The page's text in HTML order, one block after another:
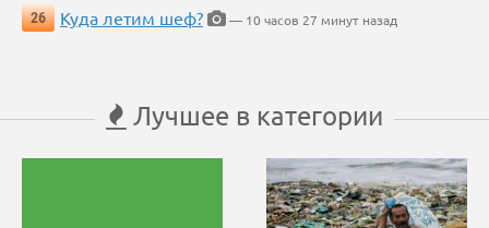
26
Куда летим шеф? — 10 часов 27 минут назад
Лучшее в категории